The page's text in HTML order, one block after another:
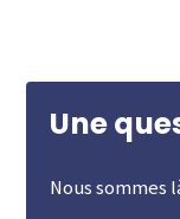
Une
Nous sommes